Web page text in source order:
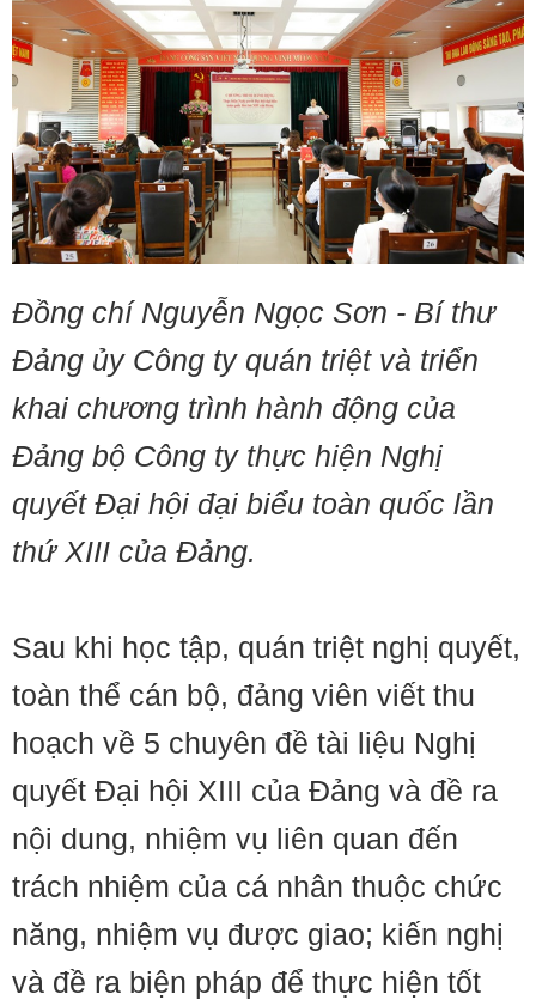
Đồng chí Nguyễn Ngọc Sơn - Bí thư
Đảng ủy Công ty quán triệt và triển
khai chương trình hành động của
Đảng bộ Công ty thực hiện Nghị
quyết Đại hội đại biểu toàn quốc lần
thứ XIII của Đảng.
Sau khi học tập, quán triệt nghị quyết,
toàn thể cán bộ, đảng viên viết thu
hoạch về 5 chuyên đề tài liệu Nghị
quyết Đại hội XIII của Đảng và đề ra
nội dung, nhiệm vụ liên quan đến
trách nhiệm của cá nhân thuộc chức
năng, nhiệm vụ được giao; kiến nghị
và đề ra biện pháp để thực hiện tốt